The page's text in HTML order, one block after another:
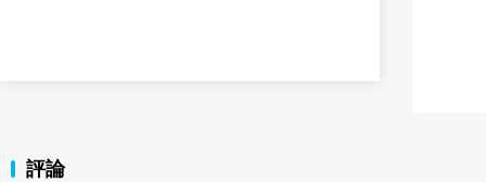
評論